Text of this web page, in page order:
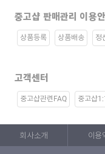
중고샵 판매관리 이용
상품등록 상품배송 정
고객센터
중고샵관련FAQ 중고샵
회사소개 이용